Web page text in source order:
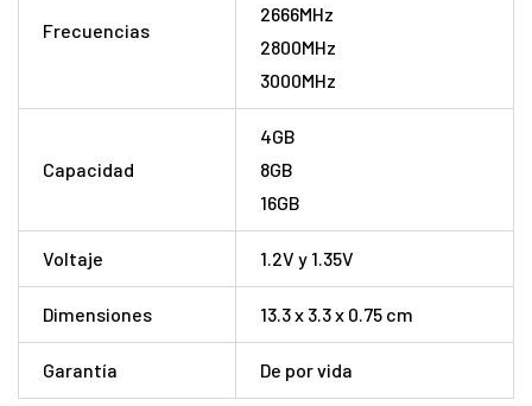
Frecuencias
2666MHz
2800MHz
3000MHz
Capacidad
4GB
8GB
16GB
Voltaje 1.2V y 1.35V
Dimensiones 13.3 x 3.3 x 0.75 cm
Garantía De por vida